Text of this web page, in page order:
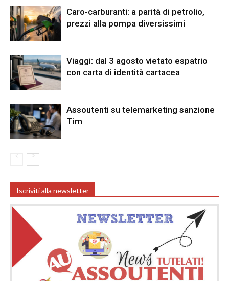
Caro-carburanti: a parità di petrolio,
prezzi alla pompa diversissimi
Viaggi: dal 3 agosto vietato espatrio
con carta di identità cartacea
Assoutenti su telemarketing sanzione
Tim
Iscriviti alla newsletter